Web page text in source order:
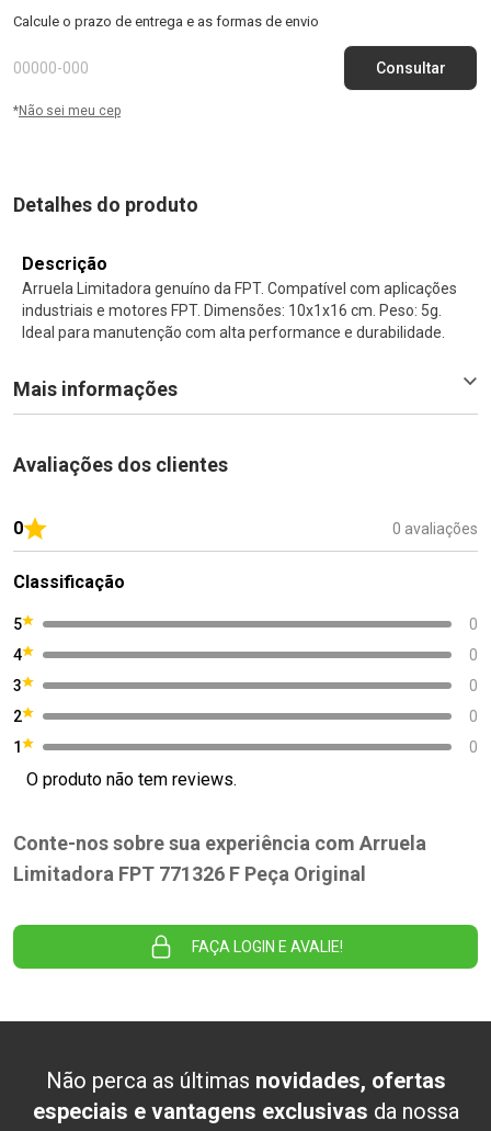
Calcule o prazo de entrega e as formas de envio
*Não sei meu cep
Detalhes do produto
Descrição
Arruela Limitadora genuíno da FPT. Compatível com aplicações
industriais e motores FPT. Dimensões: 10x1x16 cm. Peso: 5g.
Ideal para manutenção com alta performance e durabilidade.
Mais informações
Avaliações dos clientes
0 0 avaliações
Classificação
5
0
4
0
3
0
2
0
1
0
O produto não tem reviews.
Conte-nos sobre sua experiência com Arruela
Limitadora FPT 771326 F Peça Original
FAÇA LOGIN E AVALIE!
Não perca as últimas novidades, ofertas
especiais e vantagens exclusivas da nossa